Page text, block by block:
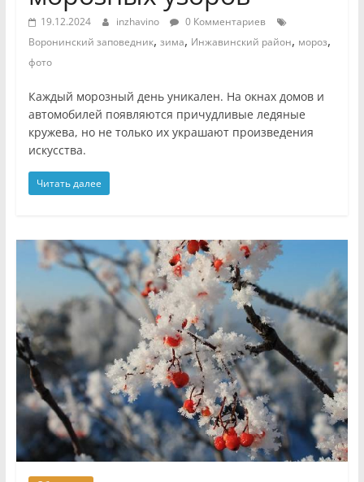
19.12.2024 inzhavino
0 Комментариев
Воронинский заповедник, зима, Инжавинский район, мороз,
фото
Каждый морозный день уникален. На окнах домов и
автомобилей появляются причудливые ледяные
кружева, но не только их украшают произведения
искусства.
Читать далее